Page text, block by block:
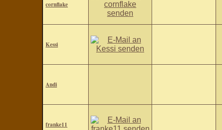
cornflake
Kessi
Andi
franke11